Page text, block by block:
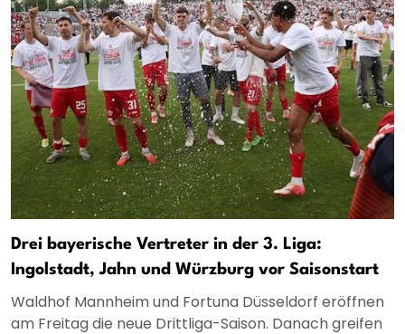
Drei bayerische Vertreter in der 3. Liga:
Ingolstadt, Jahn und Würzburg vor Saisonstart
Waldhof Mannheim und Fortuna Düsseldorf eröffnen
am Freitag die neue Drittliga-Saison. Danach greifen